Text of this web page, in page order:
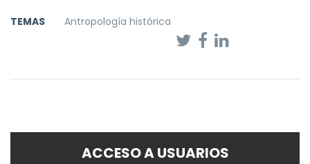
TEMAS Antropología histórica
ACCESO A USUARIOS